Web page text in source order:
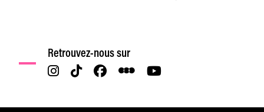
Retrouvez-nous sur